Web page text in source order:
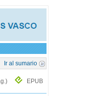
Ir al sumario
EPUB